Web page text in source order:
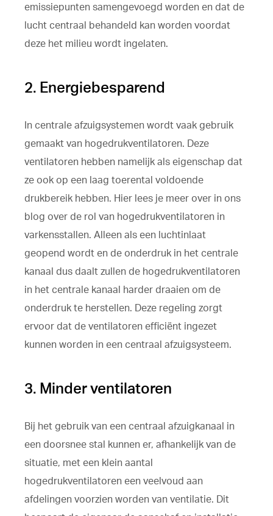
emissiepunten samengevoegd worden en dat de
lucht centraal behandeld kan worden voordat
deze het milieu wordt ingelaten.
2. Energiebesparend
In centrale afzuigsystemen wordt vaak gebruik
gemaakt van hogedrukventilatoren. Deze
ventilatoren hebben namelijk als eigenschap dat
ze ook op een laag toerental voldoende
drukbereik hebben. Hier lees je meer over in ons
blog over de rol van hogedrukventilatoren in
varkensstallen. Alleen als een luchtinlaat
geopend wordt en de onderdruk in het centrale
kanaal dus daalt zullen de hogedrukventilatoren
in het centrale kanaal harder draaien om de
onderdruk te herstellen. Deze regeling zorgt
ervoor dat de ventilatoren efficiënt ingezet
kunnen worden in een centraal afzuigsysteem.
3. Minder ventilatoren
Bij het gebruik van een centraal afzuigkanaal in
een doorsnee stal kunnen er, afhankelijk van de
situatie, met een klein aantal
hogedrukventilatoren een veelvoud aan
afdelingen voorzien worden van ventilatie. Dit